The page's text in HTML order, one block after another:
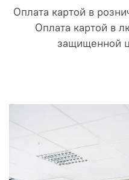
Оплата картой в
Оплата картой в
защищенной